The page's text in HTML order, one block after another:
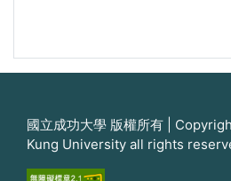
國立成功大學 版權所有 |
Kung University all rights